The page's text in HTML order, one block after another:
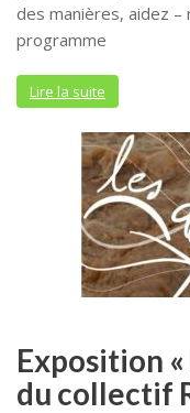
des manières, aidez –
programme
Lire la suite
Exposition
du collectif